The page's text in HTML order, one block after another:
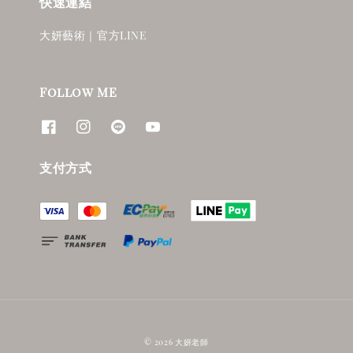
大妍藝術｜官方LINE
Follow ME
支付方式
© 2026 大妍老師